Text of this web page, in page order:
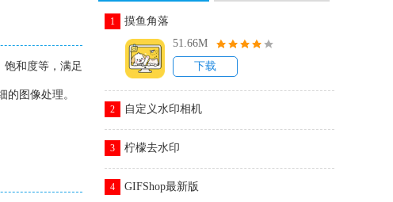
饱和度等，满足
图像处理。
1
摸鱼角落
51.66M
下载
2 自定义水印相机
3 柠檬去水印
4 GIFShop最新版